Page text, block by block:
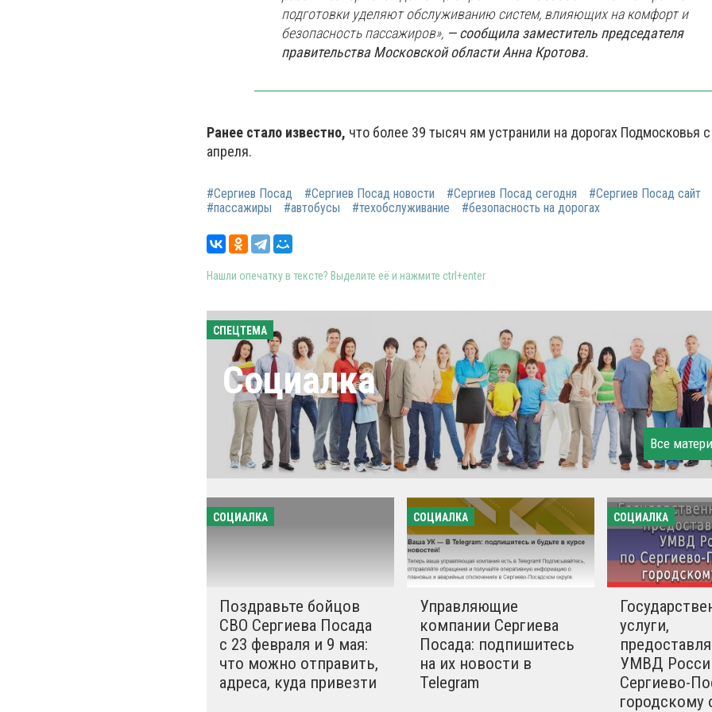
подготовки уделяют обслуживанию систем, влияющих на комфорт и
безопасность пассажиров», — сообщила заместитель председателя
правительства Московской области Анна Кротова.
Ранее стало известно, что более 39 тысяч ям устранили на дорогах Подмосковья
апреля.
#Сергиев Посад #Сергиев Посад новости #Сергиев Посад сегодня
#Сергиев Посад сайт
#пассажиры
#автобусы #техобслуживание #безопасность на дорогах
Нашли опечатку в тексте? Выделите её и нажмите ctrl+enter
СПЕЦТЕМА
Социалка
Все
СОЦИАЛКА
Поздравьте бойцов
СВО Сергиева Посада
с 23 февраля и 9 мая:
что можно отправить,
адреса, куда привезти
СОЦИАЛКА
Управляющие
компании Сергиева
Посада: подпишитесь
на их новости в
Telegram
СОЦИАЛКА
услуги,
УМВД
Сергиево-
городскому